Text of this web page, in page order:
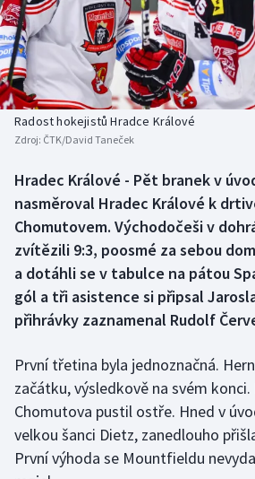
Baseball a softbal
Basketbal
Biatlon
Box
Curling
Dostihy
Florbal
Futsal
Golf
Gymnastika
Soutěže
Historické návraty
Aplikace ČT sport
Radost hokejistů Hradce Králové
Zdroj: ČTK/David Taneček
Hradec Králové - Pět branek v
nasměroval Hradec Králové k
Chomutovem. Východočeši v
zvítězili 9:3, poosmé za sebou
a dotáhli se v tabulce na pátou
gól a tři asistence si připsal
přihrávky zaznamenal Rudolf
První třetina byla jednoznačná.
začátku, výsledkově na svém
Chomutova pustil ostře. Hned v
velkou šanci Dietz, zanedlouho
První výhoda se Mountfieldu